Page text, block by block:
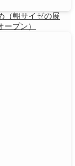
（朝サイゼの展
プン）